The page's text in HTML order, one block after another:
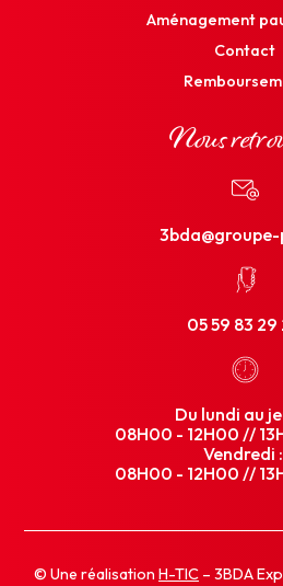
Aménagement
Contact
Nous
05 59 83 29
Du lundi au
08H00 - 12H00 //
Vendredi :
08H00 - 12H00 //
© Une réalisation H-TIC – 3BDA